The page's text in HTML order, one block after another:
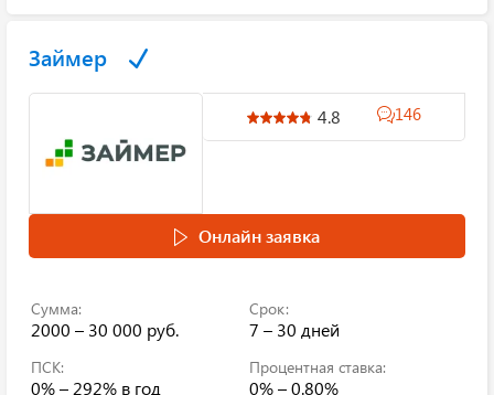
Займер
4.8 146
Онлайн заявка
Сумма:
2000 – 30 000 руб.
Срок:
7 – 30 дней
ПСК:
0% – 292% в год
Процентная ставка:
0% – 0.80%